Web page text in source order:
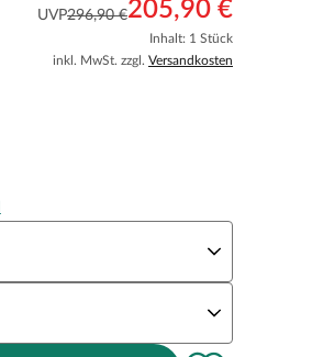
UVP296,90 €205,90 €
Inhalt: 1 Stück
inkl. MwSt. zzgl. Versandkosten